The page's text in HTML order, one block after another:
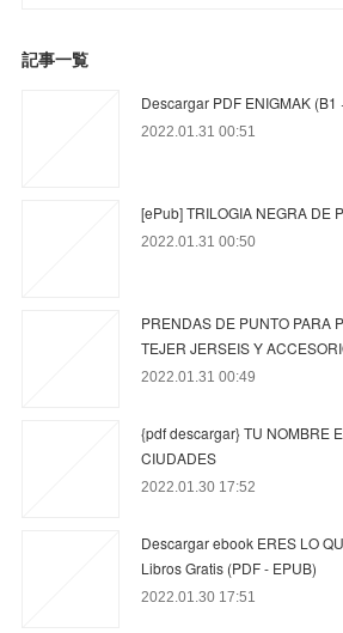
記事一覧
Descargar PDF ENIGMAK (B1
2022.01.31 00:51
[ePub] TRILOGIA NEGRA DE
2022.01.31 00:50
PRENDAS DE PUNTO PARA
TEJER JERSEIS Y
2022.01.31 00:49
{pdf descargar} TU NOMBRE
CIUDADES
2022.01.30 17:52
Descargar ebook ERES LO
Libros Gratis (PDF - EPUB)
2022.01.30 17:51